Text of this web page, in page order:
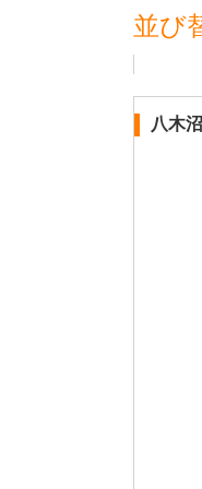
並び
八木